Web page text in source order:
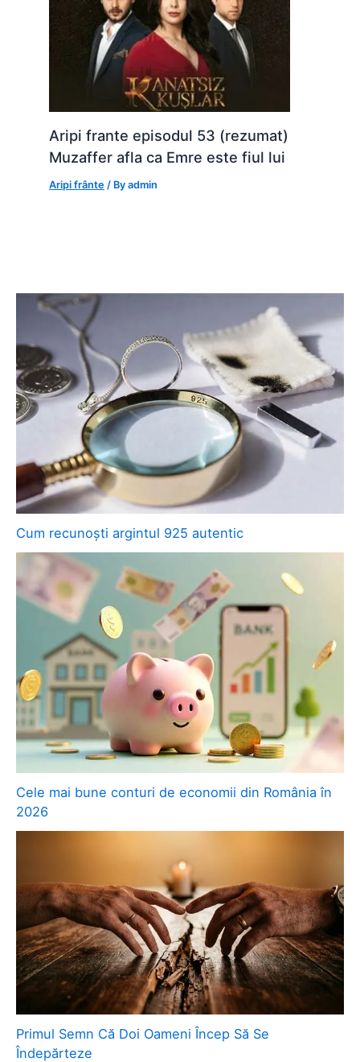
Aripi frante episodul 53 (rezumat)
Muzaffer afla ca Emre este fiul lui
Aripi frânte / Byadmin
Cum recunoști argintul 925 autentic
Cele mai bune conturi de economii din România în
2026
Primul Semn Că Doi Oameni Încep Să Se
Îndepărteze